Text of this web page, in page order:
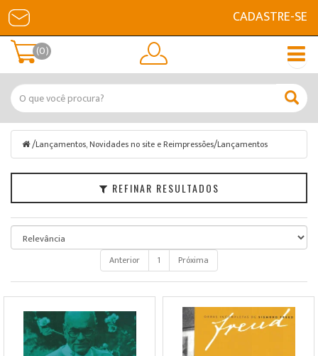
CADASTRE-SE
(0)
/Lançamentos, Novidades no site e Reimpressões/Lançamentos
REFINAR RESULTADOS
Filtrar
Lançamentos,
Novidades
no
site
e
Reimpressões
Marcas
Faixa
de
Preço
Anterior 1 Próxima